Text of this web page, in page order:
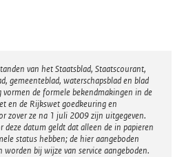
van het Staatsblad, Staatscourant,
gemeenteblad, waterschapsblad en blad
vormen de formele bekendmakingen in de
en de Rijkswet goedkeuring en
zover ze na 1 juli 2009 zijn uitgegeven.
datum geldt dat alleen de in papieren
status hebben; de hier aangeboden
worden bij wijze van service aangeboden.